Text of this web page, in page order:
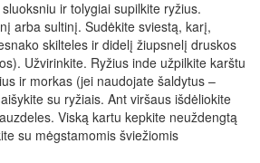
ir tolygiai supilkite ryžius.
arba sultinį. Sudėkite sviestą, karį,
skilteles ir didelį žiupsnelį druskos
Užvirinkite. Ryžius inde užpilkite karštu
ir morkas (jei naudojate šaldytus –
su ryžiais. Ant viršaus išdėliokite
Viską kartu kepkite neuždengtą
su mėgstamomis šviežiomis